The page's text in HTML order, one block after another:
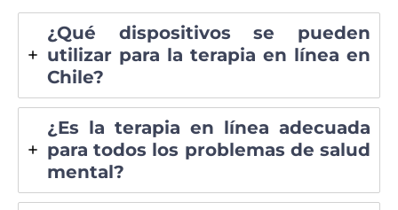
¿Qué dispositivos se pueden
utilizar para la terapia en línea en
Chile?
¿Es la terapia en línea adecuada
para todos los problemas de salud
mental?